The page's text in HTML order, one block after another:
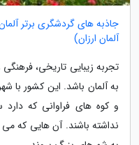
جاذبه های گردشگری برتر
آلمان ارزان)
تجربه زیبایی تاریخی،
به آلمان باشد. این کشور با
و کوه های فراوانی که
نداشته باشند. آن هایی که می